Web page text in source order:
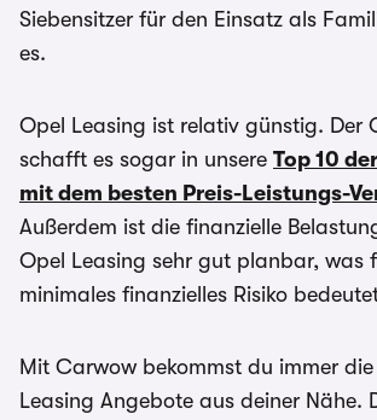
Siebensitzer für den Einsatz als
es.
Opel Leasing ist relativ günstig. Der
schafft es sogar in unsere Top 10
mit dem besten Preis-Leistungs-
Außerdem ist die finanzielle
Opel Leasing sehr gut planbar, was
minimales finanzielles Risiko
Mit Carwow bekommst du immer die
Leasing Angebote aus deiner Nähe.